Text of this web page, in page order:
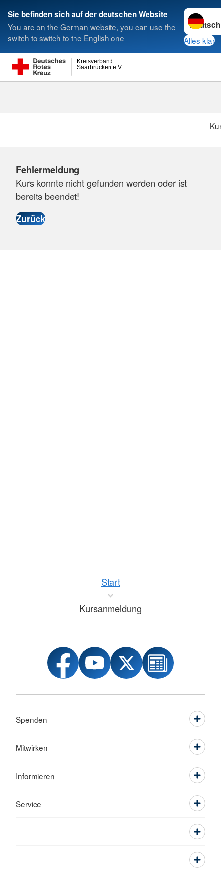
Sie befinden sich auf der deutschen Website
You are on the German website, you can use the
switch to switch to the English one
Sprache
Alles klar
Saarbrücken e.V.
Kreisverband
Suche
Fehlermeldung
Kurs konnte nicht gefunden werden oder ist
bereits beendet!
Start
Kursanmeldung
Spenden
Mitwirken
Informieren
Service